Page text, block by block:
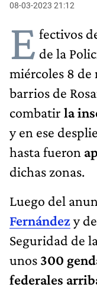
08-03-2023 21:12
E fectivos
de la
miércoles 8
barrios de
combatir la
y en ese
hasta fueron
dichas zonas.
Luego del
Fernándezy
Seguridad de
unos 300
federales